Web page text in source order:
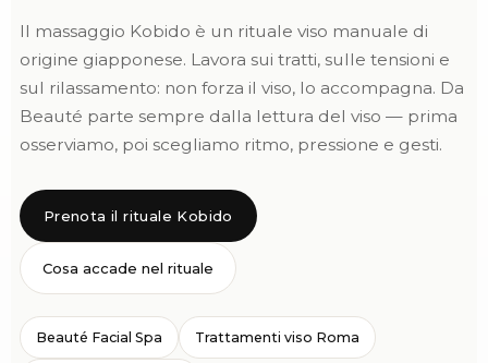
Il massaggio Kobido è un rituale viso manuale di
origine giapponese. Lavora sui tratti, sulle tensioni e
sul rilassamento: non forza il viso, lo accompagna. Da
Beauté parte sempre dalla lettura del viso — prima
osserviamo, poi scegliamo ritmo, pressione e gesti.
Prenota il rituale Kobido
Cosa accade nel rituale
Beauté Facial Spa Trattamenti viso Roma